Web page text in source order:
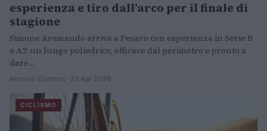
esperienza e tiro dall’arco per il finale di
stagione
Simone Aromando arriva a Pesaro con esperienza in Serie B
e A2: un lungo poliedrico, efficace dal perimetro e pronto a
dare…
Niccolò Conforti · 23 Apr 2026
CICLISMO